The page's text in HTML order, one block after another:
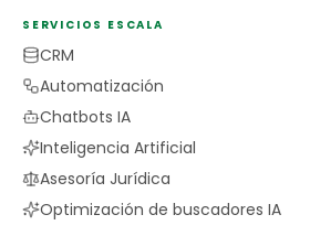
SERVICIOS ESCALA
CRM
Automatización
Chatbots IA
Inteligencia Artificial
Asesoría Jurídica
Optimización de buscadores IA